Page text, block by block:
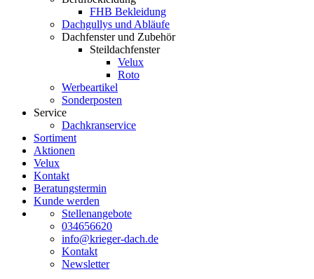
FHB Bekleidung
Dachgullys und Abläufe
Dachfenster und Zubehör
Steildachfenster
Velux
Roto
Werbeartikel
Sonderposten
Service
Dachkranservice
Sortiment
Aktionen
Velux
Kontakt
Beratungstermin
Kunde werden
Stellenangebote
034656620
info@krieger-dach.de
Kontakt
Newsletter